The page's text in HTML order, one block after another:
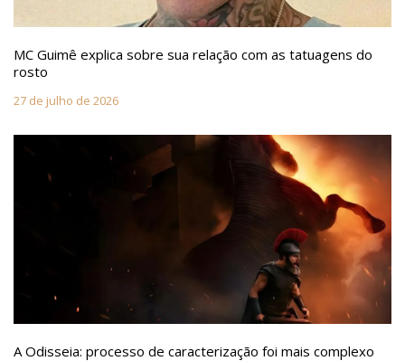
MC Guimê explica sobre sua relação com as tatuagens do
rosto
27 de julho de 2026
A Odisseia: processo de caracterização foi mais complexo